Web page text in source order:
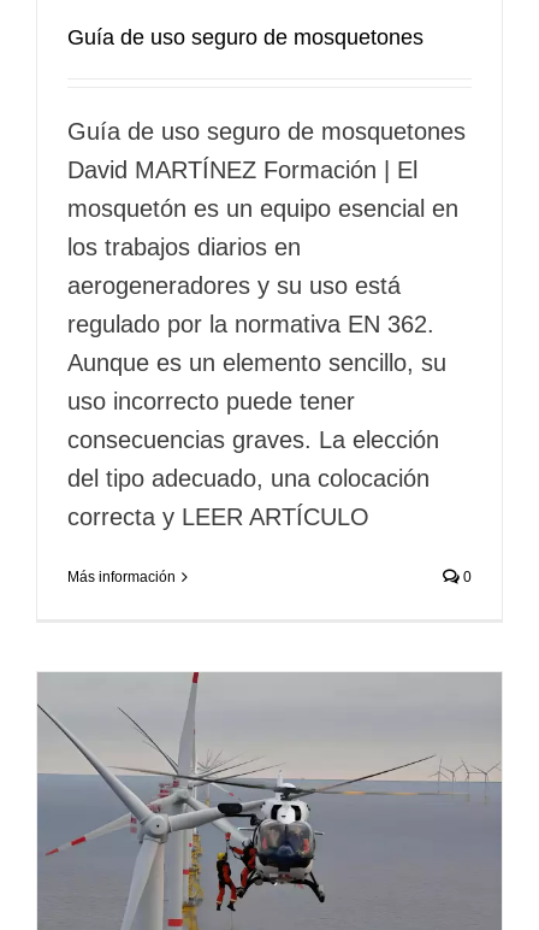
Guía de uso seguro de mosquetones
Guía de uso seguro de mosquetones
David MARTÍNEZ Formación | El
mosquetón es un equipo esencial en
los trabajos diarios en
aerogeneradores y su uso está
regulado por la normativa EN 362.
Aunque es un elemento sencillo, su
uso incorrecto puede tener
consecuencias graves. La elección
del tipo adecuado, una colocación
correcta y LEER ARTÍCULO
Más información 0